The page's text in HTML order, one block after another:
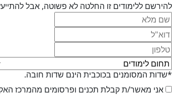
להירשם ללימודים זו החלטה לא פשוטה, אבל
*שדות המסומנים בכוכבית הינם שדות חובה.
אני מאשר/ת קבלת תכנים ופרסומים מהמרכז